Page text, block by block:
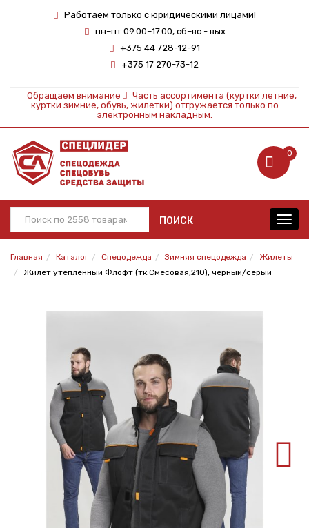
Работаем только с юридическими лицами!
пн–пт 09.00–17.00, сб–вс - вых
+375 44 728-12-91
+375 17 270-73-12
Обращаем внимание
Часть ассортимента (куртки летние,
куртки зимние, обувь, жилетки) отгружается только по
электронным накладным.
0
ПОИСК
Главная Каталог Спецодежда Зимняя спецодежда
Жилеты
Жилет утепленный Флофт (тк.Смесовая,210), черный/серый